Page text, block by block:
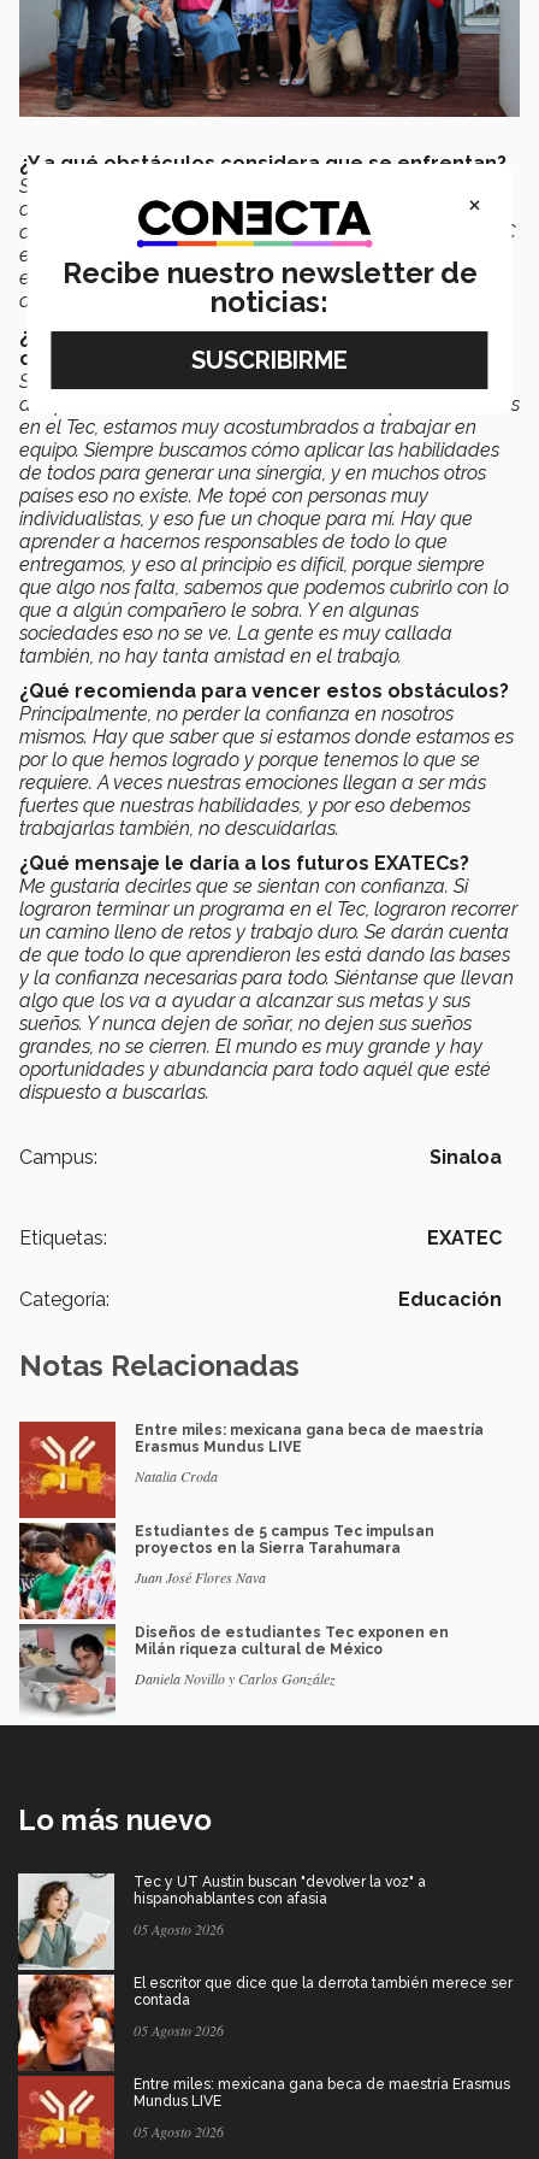
¿Y a qué obstáculos considera que se enfrentan?
Siento que hace falta un poco de preparación en el área
de comunicación, tanto escrita como verbal. También
desarrollar un poco más el lado social. No solo al EXATEC
en particular, sino al mexicano. Creo que nos hace falta
esforzarnos en mejorar nuestras habilidades de escucha,
de comunicación y de resiliencia. El lado más humano.
¿Se enfrentó usted con alguno de estos
obstáculos estando en el extranjero?
Sí, tuve un choque cultural. Aunque solemos ser muy
adaptables, los mexicanos, sobre todo los que estudiamos
en el Tec, estamos muy acostumbrados a trabajar en
equipo. Siempre buscamos cómo aplicar las habilidades
de todos para generar una sinergia, y en muchos otros
países eso no existe. Me topé con personas muy
individualistas, y eso fue un choque para mí. Hay que
aprender a hacernos responsables de todo lo que
entregamos, y eso al principio es difícil, porque siempre
que algo nos falta, sabemos que podemos cubrirlo con lo
que a algún compañero le sobra. Y en algunas
sociedades eso no se ve. La gente es muy callada
también, no hay tanta amistad en el trabajo.
¿Qué recomienda para vencer estos obstáculos?
Principalmente, no perder la confianza en nosotros
mismos. Hay que saber que si estamos donde estamos es
por lo que hemos logrado y porque tenemos lo que se
requiere. A veces nuestras emociones llegan a ser más
fuertes que nuestras habilidades, y por eso debemos
trabajarlas también, no descuidarlas.
¿Qué mensaje le daría a los futuros EXATECs?
Me gustaría decirles que se sientan con confianza. Si
lograron terminar un programa en el Tec, lograron recorrer
un camino lleno de retos y trabajo duro. Se darán cuenta
de que todo lo que aprendieron les está dando las bases
y la confianza necesarias para todo. Siéntanse que llevan
algo que los va a ayudar a alcanzar sus metas y sus
sueños. Y nunca dejen de soñar, no dejen sus sueños
grandes, no se cierren. El mundo es muy grande y hay
oportunidades y abundancia para todo aquél que esté
dispuesto a buscarlas.
Campus: Sinaloa
Etiquetas: EXATEC
Categoría: Educación
Notas Relacionadas
Entre miles: mexicana gana beca de maestría
Erasmus Mundus LIVE
Natalia Croda
Estudiantes de 5 campus Tec impulsan
proyectos en la Sierra Tarahumara
Juan José Flores Nava
Diseños de estudiantes Tec exponen en
Milán riqueza cultural de México
Daniela Novillo y Carlos González
Lo más nuevo
Tec y UT Austin buscan "devolver la voz" a
hispanohablantes con afasia
05 Agosto 2026
El escritor que dice que la derrota también merece ser
contada
05 Agosto 2026
Entre miles: mexicana gana beca de maestría Erasmus
Mundus LIVE
05 Agosto 2026
×
Recibe nuestro newsletter de
noticias: